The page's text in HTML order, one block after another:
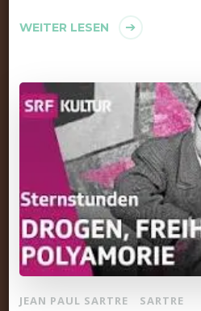
WEITER LESEN
JEAN PAUL SARTRE SARTRE